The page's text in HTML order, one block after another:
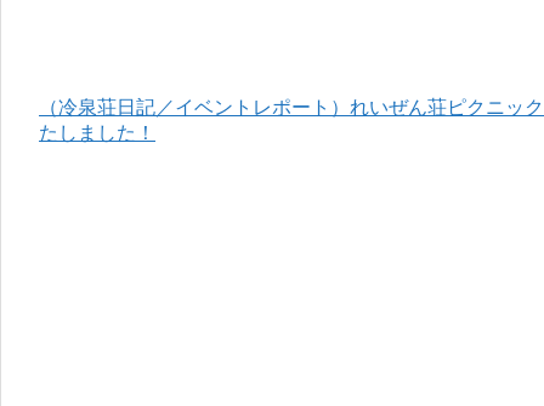
（冷泉荘日記／イベントレポート）れいぜん荘ピクニッ
たしました！